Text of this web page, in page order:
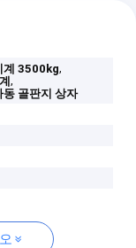
계 3500kg,
,
동 골판지 상자